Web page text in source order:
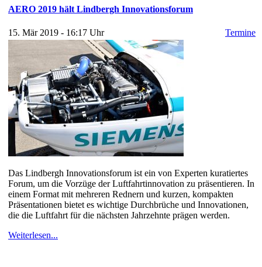
AERO 2019 hält Lindbergh Innovationsforum
15. Mär 2019 - 16:17 Uhr Termine
Das Lindbergh Innovationsforum ist ein von Experten kuratiertes
Forum, um die Vorzüge der Luftfahrtinnovation zu präsentieren. In
einem Format mit mehreren Rednern und kurzen, kompakten
Präsentationen bietet es wichtige Durchbrüche und Innovationen,
die die Luftfahrt für die nächsten Jahrzehnte prägen werden.
Weiterlesen...